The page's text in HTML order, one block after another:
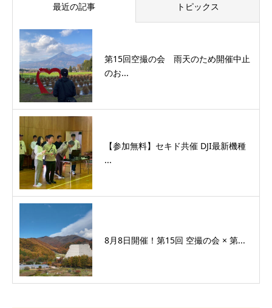
最近の記事 トピックス
第15回空撮の会 雨天のため開催中止
のお...
【参加無料】セキド共催 DJI最新機種
...
8月8日開催！第15回 空撮の会 × 第...